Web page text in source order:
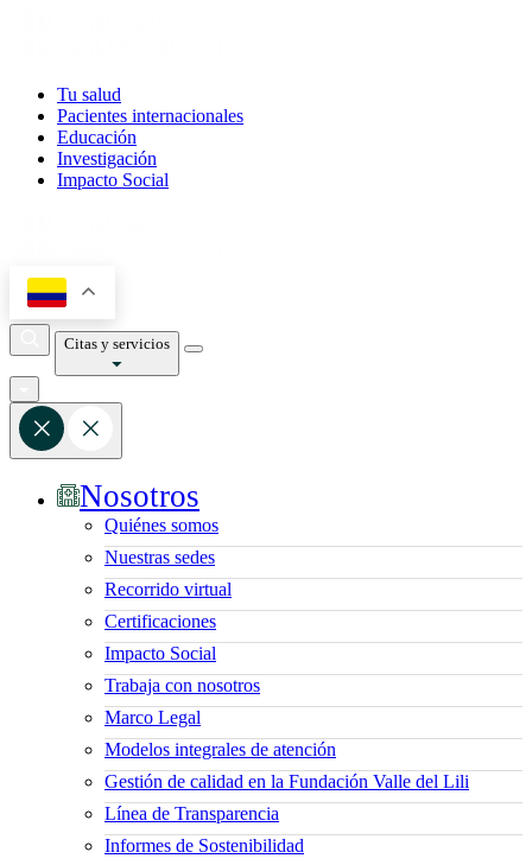
Tu salud
Pacientes internacionales
Educación
Investigación
Impacto Social
Citas y servicios
Nosotros
Quiénes somos
Nuestras sedes
Recorrido virtual
Certificaciones
Impacto Social
Trabaja con nosotros
Marco Legal
Modelos integrales de atención
Gestión de calidad en la Fundación Valle del Lili
Línea de Transparencia
Informes de Sostenibilidad